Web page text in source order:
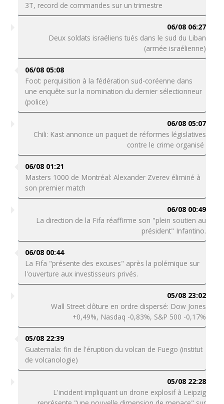
3T, record de commandes sur un trimestre
06/08 06:27
Deux soldats israéliens tués dans le sud du Liban
(armée israélienne)
06/08 05:08
Foot: perquisition à la fédération sud-coréenne dans
une enquête sur la nomination du dernier sélectionneur
(police)
06/08 05:07
Chili: Kast annonce un paquet de réformes législatives
contre le crime organisé
06/08 01:21
Masters 1000 de Montréal: Alexander Zverev éliminé à
son premier match
06/08 00:49
La direction de la Fifa réaffirme son "plein soutien au
président" Infantino.
06/08 00:44
La Fifa "présente des excuses" après la polémique sur
l'ouverture aux investisseurs privés.
05/08 23:02
Wall Street clôture en ordre dispersé: Dow Jones
+0,49%, Nasdaq -0,83%, S&P 500 -0,17%
05/08 22:39
Guatemala: fin de l'éruption du volcan de Fuego (institut
de volcanologie)
05/08 22:28
L'incident impliquant un drone explosif à Leipzig